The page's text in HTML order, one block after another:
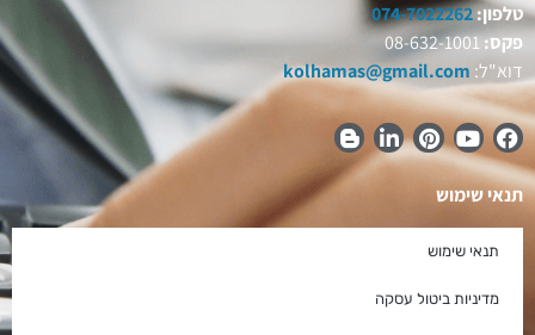
טלפון:074-7022262
פקס:08-632-1001
דוא"ל:kolhamas@gmail.com
תנאי שימוש
תנאי שימוש
מדיניות ביטול עסקה